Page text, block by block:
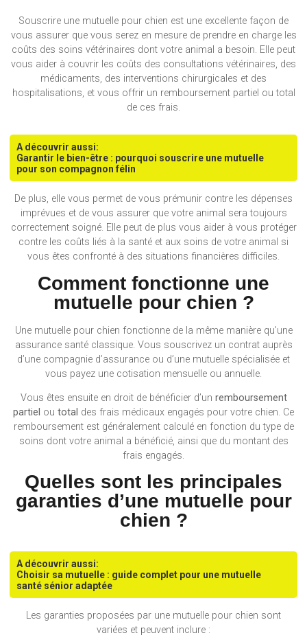
Souscrire une mutuelle pour chien est une excellente façon de
vous assurer que vous serez en mesure de prendre en charge les
coûts des soins vétérinaires dont votre animal a besoin. Elle peut
vous aider à couvrir les coûts des consultations vétérinaires, des
médicaments, des interventions chirurgicales et des
hospitalisations, et vous offrir un remboursement partiel ou total
de ces frais.
A découvrir aussi:
Garantir le bien-être : pourquoi souscrire une mutuelle
pour son compagnon félin
De plus, elle vous permet de vous prémunir contre les dépenses
imprévues et de vous assurer que votre animal sera toujours
correctement soigné. Elle peut de plus vous aider à vous protéger
contre les coûts liés à la santé et aux soins de votre animal si
vous êtes confronté à des situations financières difficiles.
Comment fonctionne une
mutuelle pour chien ?
Une mutuelle pour chien fonctionne de la même manière qu’une
assurance santé classique. Vous souscrivez un contrat auprès
d’une compagnie d’assurance ou d’une mutuelle spécialisée et
vous payez une cotisation mensuelle ou annuelle.
Vous êtes ensuite en droit de bénéficier d’un remboursement
partiel ou total des frais médicaux engagés pour votre chien. Ce
remboursement est généralement calculé en fonction du type de
soins dont votre animal a bénéficié, ainsi que du montant des
frais engagés.
Quelles sont les principales
garanties d’une mutuelle pour
chien ?
A découvrir aussi:
Choisir sa mutuelle : guide complet pour une mutuelle
santé sénior adaptée
Les garanties proposées par une mutuelle pour chien sont
variées et peuvent inclure :